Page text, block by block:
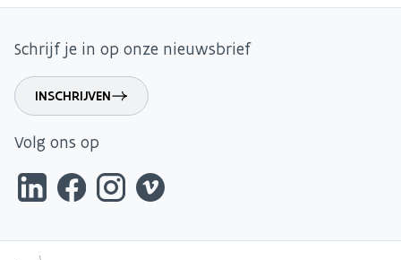
Schrijf je in op onze nieuwsbrief
INSCHRIJVEN
Volg ons op